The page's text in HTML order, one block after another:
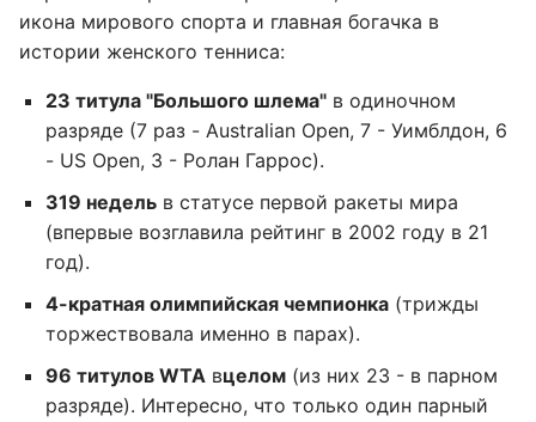
икона мирового спорта и главная богачка в
истории женского тенниса:
23 титула "Большого шлема" в одиночном
разряде (7 раз - Australian Open, 7 - Уимблдон, 6
- US Open, 3 - Ролан Гаррос).
319 недель в статусе первой ракеты мира
(впервые возглавила рейтинг в 2002 году в 21
год).
4-кратная олимпийская чемпионка (трижды
торжествовала именно в парах).
96 титулов WTA вцелом (из них 23 - в парном
разряде). Интересно, что только один парный